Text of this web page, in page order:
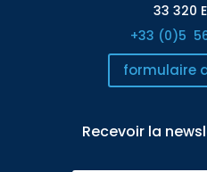
33 320
+33 (0)5
formulaire
Recevoir la